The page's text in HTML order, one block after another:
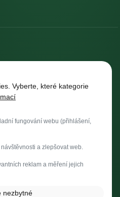
budov
vozíků
a pomocníci
a speciálních vozidel
podle profese →
Krnov
Vyberte, které kategorie
fungování webu (přihlášení,
a zlepšovat web.
reklam a měření jejich
nezbytné